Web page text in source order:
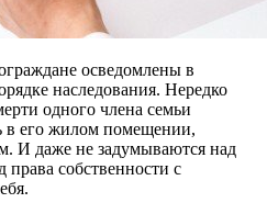
осведомлены в
наследования. Нередко
одного члена семьи
в его жилом помещении,
И даже не задумываются над
собственности с